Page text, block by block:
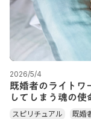
2026/5/4
既婚者のライト
してしまう魂の
スピリチュアル 既婚